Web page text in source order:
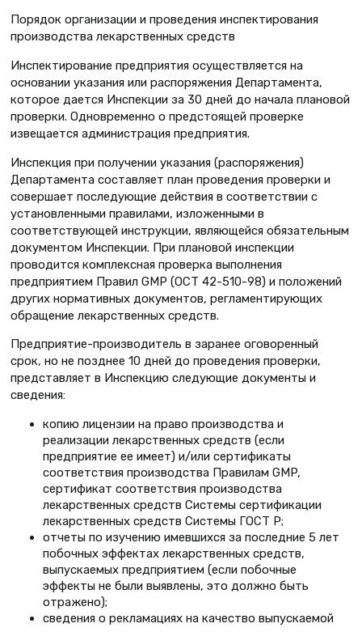
Порядок организации и проведения инспектирования
производства лекарственных средств
Инспектирование предприятия осуществляется на
основании указания или распоряжения Департамента,
которое дается Инспекции за 30 дней до начала плановой
проверки. Одновременно о предстоящей проверке
извещается администрация предприятия.
Инспекция при получении указания (распоряжения)
Департамента составляет план проведения проверки и
совершает последующие действия в соответствии с
установленными правилами, изложенными в
соответствующей инструкции, являющейся обязательным
документом Инспекции. При плановой инспекции
проводится комплексная проверка выполнения
предприятием Правил GMP (ОСТ 42-510-98) и положений
других нормативных документов, регламентирующих
обращение лекарственных средств.
Предприятие-производитель в заранее оговоренный
срок, но не позднее 10 дней до проведения проверки,
представляет в Инспекцию следующие документы и
сведения:
копию лицензии на право производства и
реализации лекарственных средств (если
предприятие ее имеет) и/или сертификаты
соответствия производства Правилам GMP,
сертификат соответствия производства
лекарственных средств Системы сертификации
лекарственных средств Системы ГОСТ Р;
отчеты по изучению имевшихся за последние 5 лет
побочных эффектах лекарственных средств,
выпускаемых предприятием (если побочные
эффекты не были выявлены, это должно быть
отражено);
сведения о рекламациях на качество выпускаемой